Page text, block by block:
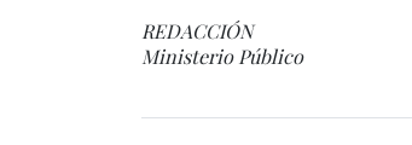
REDACCIÓN
Ministerio Público